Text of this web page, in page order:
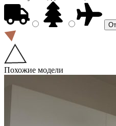
Похожие модели